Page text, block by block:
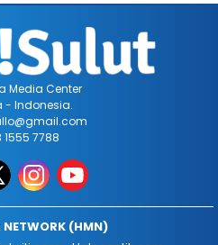
Media Center
- Indonesia.
1555 7788
NETWORK (HMN)